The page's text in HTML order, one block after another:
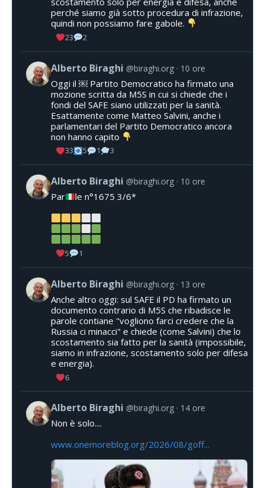
perché siamo già sotto procedura di infrazione,
quindi non possiamo fare gabole.
23 2
Alberto Biraghi @biraghi.org 10 ore
Oggi il ￼ Partito Democratico ha firmato una
mozione scritta da M5S in cui si chiede che i
fondi del SAFE siano utilizzati per la sanità.
Esattamente come Matteo Salvini, anche i
parlamentari del Partito Democratico ancora
non hanno capito
33 5 1 3
Alberto Biraghi @biraghi.org 10 ore
Par le n°1675 3/6*
5 1
Alberto Biraghi @biraghi.org 13 ore
Anche altro oggi: sul SAFE il PD ha firmato un
documento contrario di M5S che ribadisce le
parole contiane "vogliono farci credere che la
Russia ci minacci" e chiede (come Salvini) che lo
scostamento sia fatto per la sanità (impossibile,
siamo in infrazione, scostamento solo per difesa
e energia).
6
Alberto Biraghi @biraghi.org 14 ore
Non è solo....
www.onemoreblog.org/2026/08/goff...